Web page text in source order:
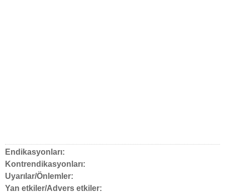
Endikasyonları:
Kontrendikasyonları:
Uyarılar/Önlemler:
Yan etkiler/Advers etkiler: